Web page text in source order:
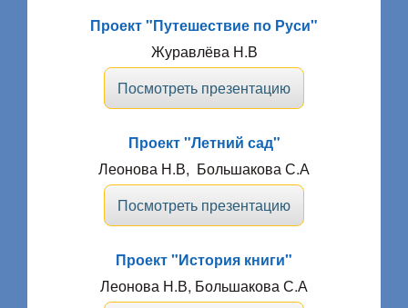
Проект "Путешествие по Руси"
Журавлёва Н.В
Посмотреть презентацию
Проект "Летний сад"
Леонова Н.В, Большакова С.А
Посмотреть презентацию
Проект "История книги"
Леонова Н.В, Большакова С.А